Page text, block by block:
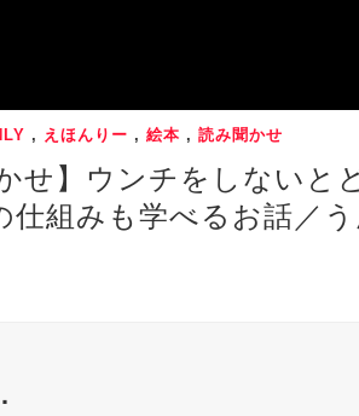
, えほんりー , 絵本 , 読み聞かせ
せ】ウンチをしないと
仕組みも学べるお話／